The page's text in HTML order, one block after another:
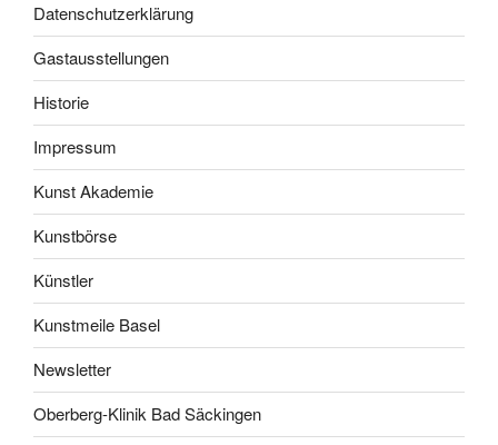
Datenschutzerklärung
Gastausstellungen
Historie
Impressum
Kunst Akademie
Kunstbörse
Künstler
Kunstmeile Basel
Newsletter
Oberberg-Klinik Bad Säckingen